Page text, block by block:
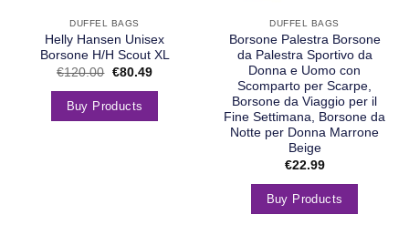
DUFFEL BAGS
Helly Hansen Unisex
Borsone H/H Scout XL
€120.00 €80.49
Buy Products
DUFFEL BAGS
Borsone Palestra Borsone
da Palestra Sportivo da
Donna e Uomo con
Scomparto per Scarpe,
Borsone da Viaggio per il
Fine Settimana, Borsone da
Notte per Donna Marrone
Beige
€22.99
Buy Products